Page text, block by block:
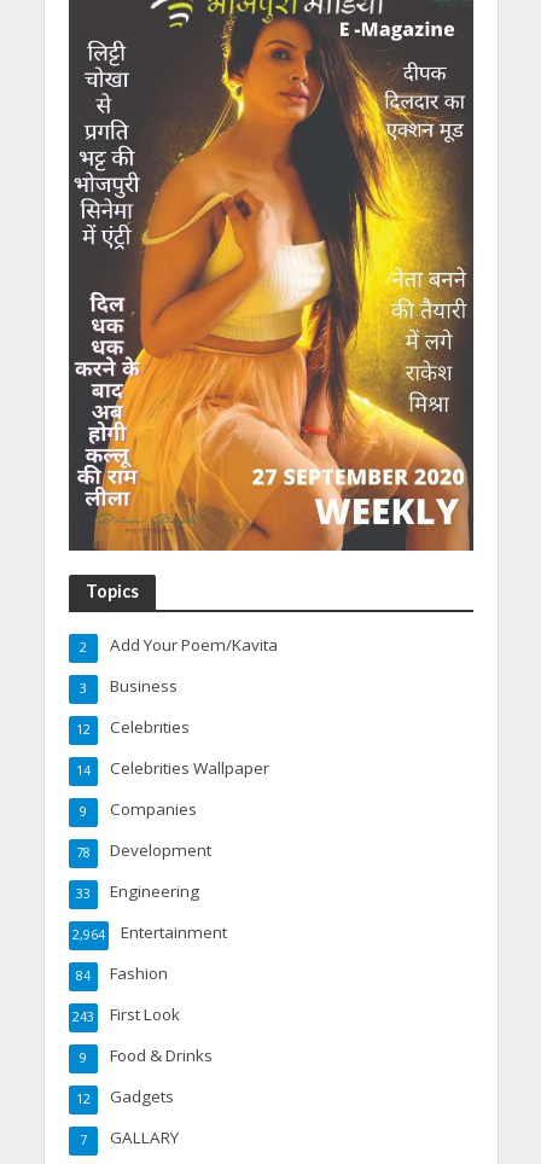
Topics
Add Your Poem/Kavita
2
Business
3
Celebrities
12
Celebrities Wallpaper
14
Companies
9
Development
78
Engineering
33
Entertainment
2,964
Fashion
84
First Look
243
Food & Drinks
9
Gadgets
12
GALLARY
7